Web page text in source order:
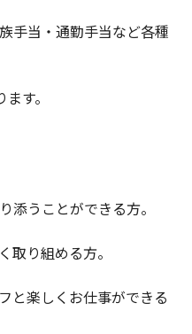
手当・通勤手当など各種
す。
添うことができる方。
取り組める方。
と楽しくお仕事ができる